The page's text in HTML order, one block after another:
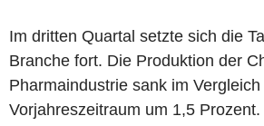
Im dritten Quartal setzte sich die
Branche fort. Die Produktion der
Pharmaindustrie sank im Vergleich
Vorjahreszeitraum um 1,5